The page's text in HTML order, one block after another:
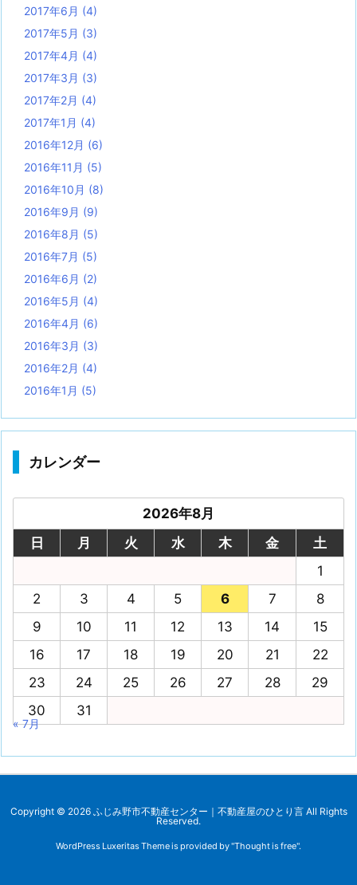
2017年6月 (4)
2017年5月 (3)
2017年4月 (4)
2017年3月 (3)
2017年2月 (4)
2017年1月 (4)
2016年12月 (6)
2016年11月 (5)
2016年10月 (8)
2016年9月 (9)
2016年8月 (5)
2016年7月 (5)
2016年6月 (2)
2016年5月 (4)
2016年4月 (6)
2016年3月 (3)
2016年2月 (4)
2016年1月 (5)
カレンダー
2026年8月
日
月 火 水 木 金
土
1
2
3 4 5 6 7
8
9
10 11 12 13 14
15
16
17 18 19 20 21
22
23
24 25 26 27 28
29
30
31
« 7月
Copyright © 2026 ふじみ野市不動産センター｜不動産屋のひとり言All Rights
Reserved.
WordPress Luxeritas Theme is provided by "Thought is free".